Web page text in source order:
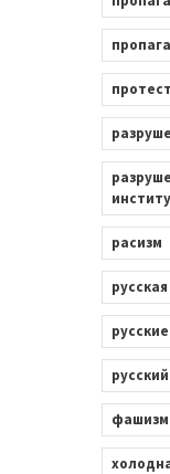
протест
расизм
фашизм